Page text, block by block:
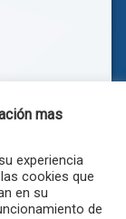
mas
experiencia
cookies que
en su
de